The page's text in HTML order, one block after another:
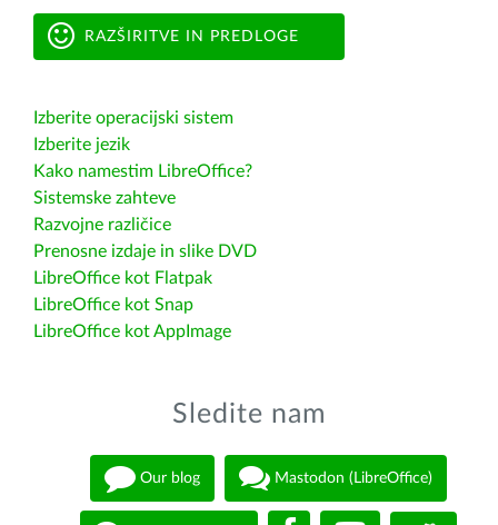
RAZŠIRITVE IN PREDLOGE
Izberite operacijski sistem
Izberite jezik
Kako namestim LibreOffice?
Sistemske zahteve
Razvojne različice
Prenosne izdaje in slike DVD
LibreOffice kot Flatpak
LibreOffice kot Snap
LibreOffice kot AppImage
Sledite nam
Our blog Mastodon (LibreOffice)